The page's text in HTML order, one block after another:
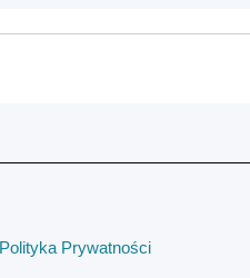
Polityka Prywatności